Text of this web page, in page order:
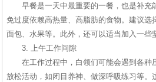
早餐是一天中最重要的一餐，也是补
免过度依赖高热量、高脂肪的食物。建议
面包、水果等。此外，还可以适当加入一
3. 上午工作间隙
在工作过程中，白领们可能会遇到各
放松活动，如闭目养神、做深呼吸练习等